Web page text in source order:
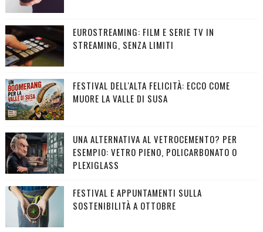
EUROSTREAMING: FILM E SERIE TV IN
STREAMING, SENZA LIMITI
FESTIVAL DELL'ALTA FELICITÀ: ECCO COME
MUORE LA VALLE DI SUSA
UNA ALTERNATIVA AL VETROCEMENTO? PER
ESEMPIO: VETRO PIENO, POLICARBONATO O
PLEXIGLASS
FESTIVAL E APPUNTAMENTI SULLA
SOSTENIBILITÀ A OTTOBRE